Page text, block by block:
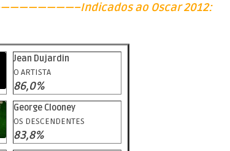
ao Oscar 2012:
Jean Dujardin
O ARTISTA
86,0%
George Clooney
OS DESCENDENTES
83,8%